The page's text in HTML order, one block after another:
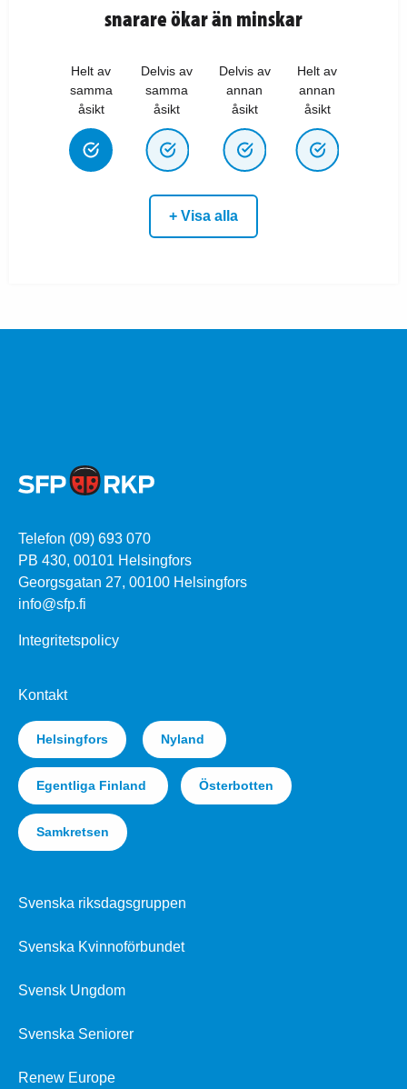
snarare ökar än minskar
Helt av
samma
åsikt
Delvis av
samma
åsikt
Delvis av
annan
åsikt
Helt av
annan
åsikt
+ Visa alla
Telefon (09) 693 070
PB 430, 00101 Helsingfors
Georgsgatan 27, 00100 Helsingfors
info@sfp.fi
Integritetspolicy
Kontakt
Helsingfors Nyland
Egentliga Finland Österbotten
Samkretsen
Svenska riksdagsgruppen
Svenska Kvinnoförbundet
Svensk Ungdom
Svenska Seniorer
Renew Europe